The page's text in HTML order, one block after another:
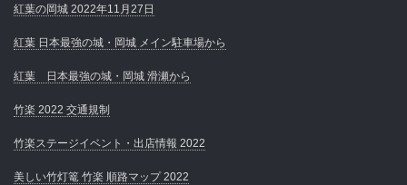
紅葉の岡城 2022年11月27日
紅葉 日本最強の城・岡城 メイン駐車場から
紅葉 日本最強の城・岡城 滑瀬から
竹楽 2022 交通規制
竹楽ステージイベント・出店情報 2022
美しい竹灯篭 竹楽 順路マップ 2022